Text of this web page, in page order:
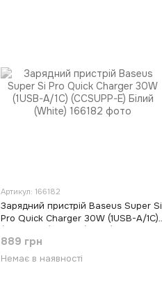
Артикул: 166182
Зарядний пристрій Baseus Super Si
Pro Quick Charger 30W (1USB-A/1C)
889 грн
Немає в наявності